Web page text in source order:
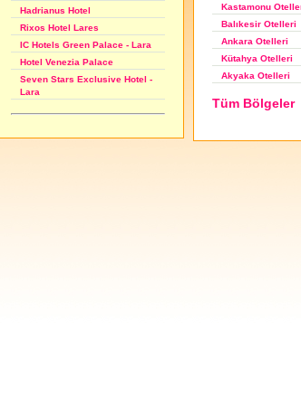
Hadrianus Hotel
Rixos Hotel Lares
IC Hotels Green Palace - Lara
Hotel Venezia Palace
Seven Stars Exclusive Hotel -
Lara
Kastamonu
Balıkesir Otelleri
Ankara Otelleri
Kütahya Otelleri
Akyaka Otelleri
Tüm Bölgeler